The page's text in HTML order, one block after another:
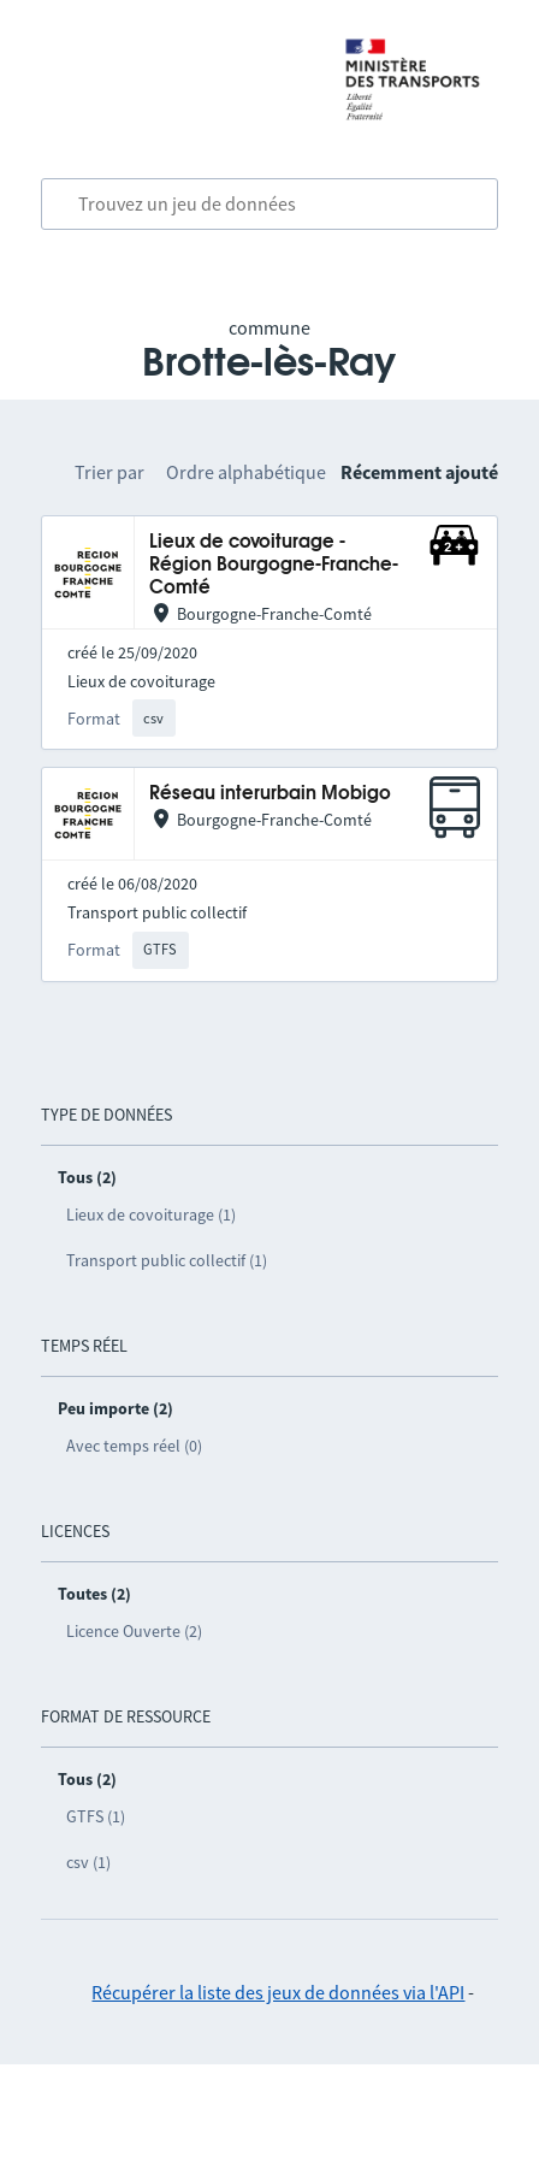
commune
Brotte-lès-Ray
TYPE DE DONNÉES
Tous (2)
Lieux de covoiturage (1)
Transport public collectif (1)
TEMPS RÉEL
Peu importe (2)
Avec temps réel (0)
LICENCES
Toutes (2)
Licence Ouverte (2)
FORMAT DE RESSOURCE
Tous (2)
GTFS (1)
csv (1)
Trier par Ordre alphabétique Récemment ajouté
Lieux de covoiturage -
Région Bourgogne-Franche-
Comté
Bourgogne-Franche-Comté
créé le 25/09/2020
Format csv
Lieux de covoiturage
Réseau interurbain Mobigo
Bourgogne-Franche-Comté
créé le 06/08/2020
Format GTFS
Transport public collectif
Récupérer la liste des jeux de données via l'API -